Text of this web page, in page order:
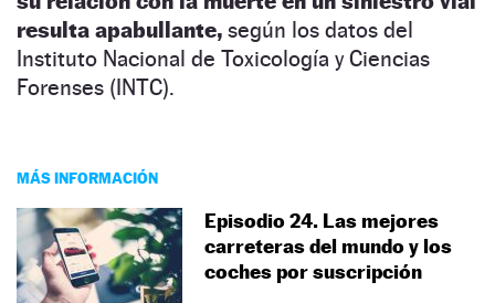
resulta apabullante, según los datos del
Instituto Nacional de Toxicología y Ciencias
Forenses (INTC).
MÁS INFORMACIÓN
Episodio 24. Las mejores
carreteras del mundo y los
coches por suscripción